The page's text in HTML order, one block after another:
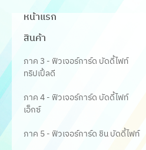
หน้าแรก
สินค้า
ภาค 3 - ฟิวเจอร์การ์ด บัดดี้ไฟท์
ทริปเปิ้ลดี
ภาค 4 - ฟิวเจอร์การ์ด บัดดี้ไฟท์
เอ็กซ์
ภาค 5 - ฟิวเจอร์การ์ด ชิน บัดดี้ไฟท์